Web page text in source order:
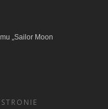
„Sailor Moon